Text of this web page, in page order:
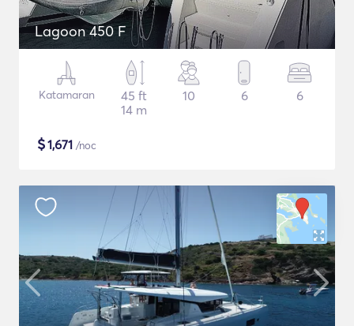
Lagoon 450 F
Katamaran
45 ft
14 m
10 6 6
$1,671 /noc